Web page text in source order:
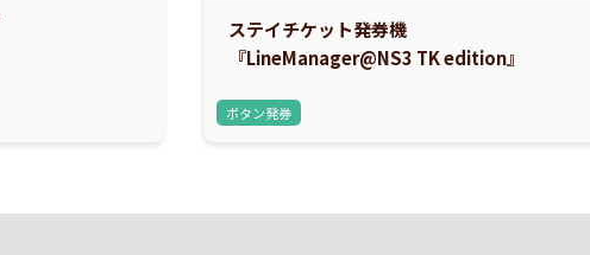
ステイチケット発券機
『LineManager@NS3 TK edition』
ボタン発券